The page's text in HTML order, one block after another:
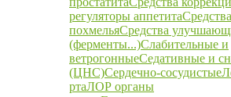
регуляторы аппетита
похмельяСредства
(ферменты...)Слабительные и
ветрогонныеСедативные и
(ЦНС)Сердечно-сосудистые
ртаЛОР органы